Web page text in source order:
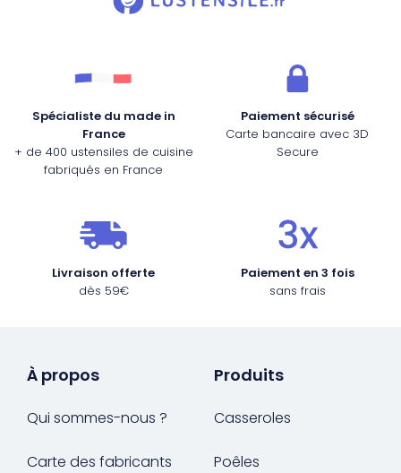
Spécialiste du made in
France
+ de 400 ustensiles de cuisine
fabriqués en France
Paiement sécurisé
Carte bancaire avec 3D
Secure
Livraison offerte
dès 59€
Paiement en 3 fois
sans frais
À propos
Qui sommes-nous ?
Carte des fabricants
Produits
Casseroles
Poêles